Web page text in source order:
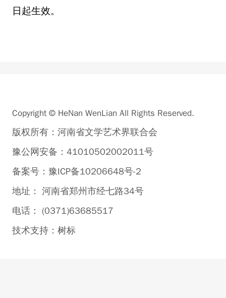
日起生效。
Copyright © HeNan WenLian All Rights Reserved.
版权所有：河南省文学艺术界联合会
豫公网安备：41010502002011号
备案号：豫ICP备10206648号-2
地址： 河南省郑州市经七路34号
电话： (0371)63685517
技术支持： 树标